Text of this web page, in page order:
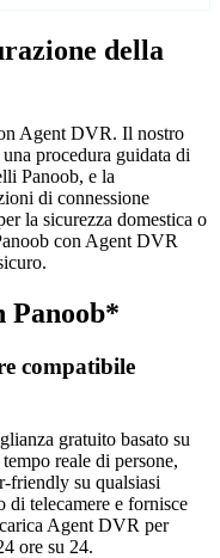
della
Agent DVR. Il nostro
procedura guidata di
Panoob, e la
di connessione
la sicurezza domestica o
con Agent DVR
Panoob*
compatibile
gratuito basato su
reale di persone,
friendly su qualsiasi
telecamere e fornisce
Agent DVR per
ore su 24.